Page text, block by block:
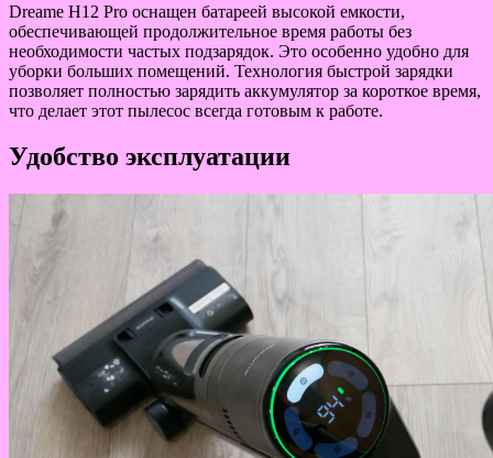
Dreame H12 Pro оснащен батареей высокой емкости,
обеспечивающей продолжительное время работы без
необходимости частых подзарядок. Это особенно удобно для
уборки больших помещений. Технология быстрой зарядки
позволяет полностью зарядить аккумулятор за короткое время,
что делает этот пылесос всегда готовым к работе.
Удобство эксплуатации